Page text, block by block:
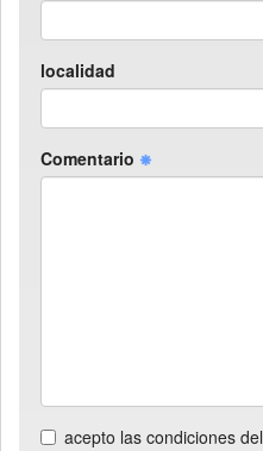
localidad
Comentario
acepto las condiciones del